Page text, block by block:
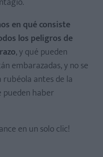
en qué consiste
los peligros de
, y qué pueden
embarazadas, y no se
antes de la
pueden haber
en un solo clic!